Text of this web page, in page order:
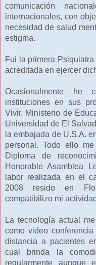
comunicación
internacionales, con
necesidad de salud
estigma.
Fui la primera
acreditada en ejercer
Ocasionalmente he
instituciones en sus
Vivir, Ministerio de
Universidad de El
la embajada de U.S.A.
personal. Todo ello
Diploma de
Honorable Asamblea
labor realizada en el
2008 resido en
compatibilizo mi
La tecnología actual
como video
distancia a pacientes
cual brinda la
regularmente